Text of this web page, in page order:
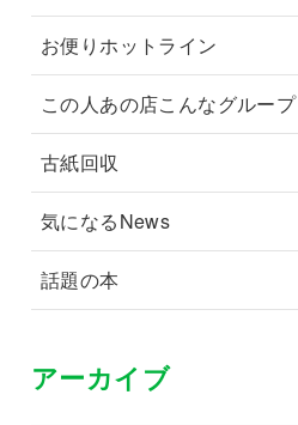
お便りホットライン
この人あの店こんなグループ
古紙回収
気になるNews
話題の本
アーカイブ